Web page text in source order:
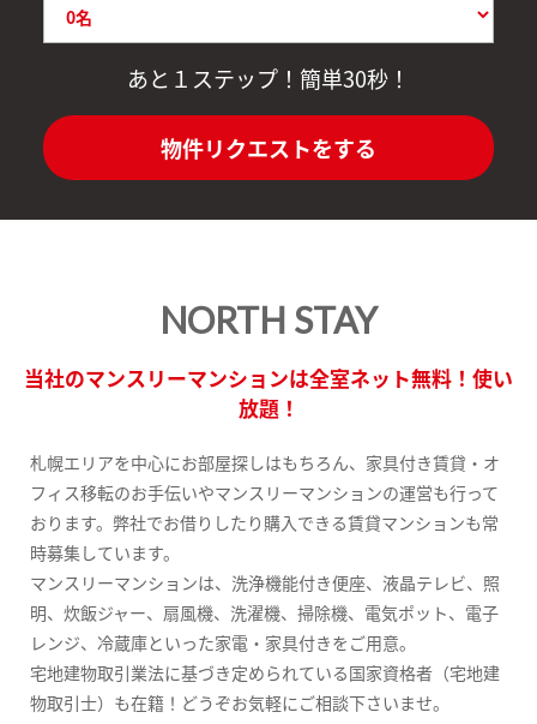
あと１ステップ！簡単30秒！
物件リクエストをする
NORTH STAY
当社のマンスリーマンションは全室ネット無料！使い
放題！
札幌エリアを中心にお部屋探しはもちろん、家具付き賃貸・オ
フィス移転のお手伝いやマンスリーマンションの運営も行って
おります。弊社でお借りしたり購入できる賃貸マンションも常
時募集しています。
マンスリーマンションは、洗浄機能付き便座、液晶テレビ、照
明、炊飯ジャー、扇風機、洗濯機、掃除機、電気ポット、電子
レンジ、冷蔵庫といった家電・家具付きをご用意。
宅地建物取引業法に基づき定められている国家資格者（宅地建
物取引士）も在籍！どうぞお気軽にご相談下さいませ。